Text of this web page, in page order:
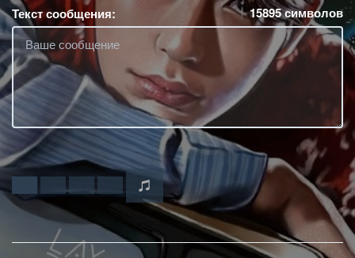
Текст сообщения: 15895символов